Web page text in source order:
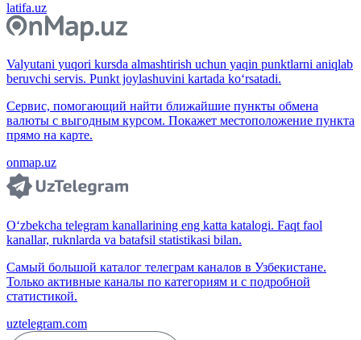
latifa.uz
Valyutani yuqori kursda almashtirish uchun yaqin punktlarni aniqlab
beruvchi servis. Punkt joylashuvini kartada ko‘rsatadi.
Сервис, помогающий найти ближайшие пункты обмена
валюты с выгодным курсом. Покажет местоположение пункта
прямо на карте.
onmap.uz
O‘zbekcha telegram kanallarining eng katta katalogi. Faqt faol
kanallar, ruknlarda va batafsil statistikasi bilan.
Самый большой каталог телеграм каналов в Узбекистане.
Только активные каналы по категориям и с подробной
статистикой.
uztelegram.com